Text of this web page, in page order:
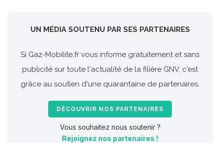
UN MÉDIA SOUTENU PAR SES PARTENAIRES
Si Gaz-Mobilite.fr vous informe gratuitement et sans
publicité sur toute l'actualité de la filière GNV, c'est
grâce au soutien d'une quarantaine de partenaires.
DÉCOUVRIR NOS PARTENAIRES
Vous souhaitez nous soutenir ?
Rejoignez nos partenaires !